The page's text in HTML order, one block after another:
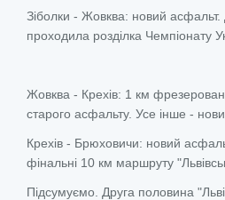
Зіболки - Жовква: новий асфальт.
проходила розділка Чемпіонату
Жовква - Крехів: 1 км
старого асфальту. Усе інше -
Крехів - Брюховичи: новий
фінальні 10 км маршруту
Підсумуємо. Друга половина